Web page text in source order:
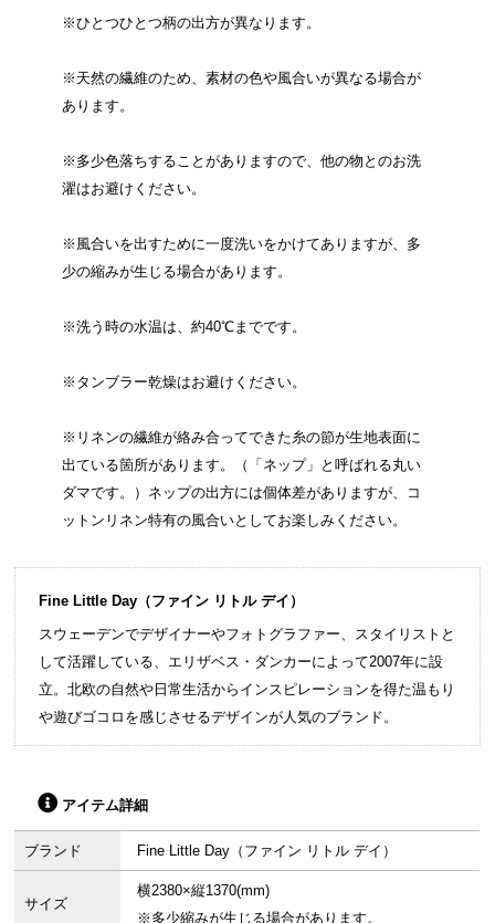
※ひとつひとつ柄の出方が異なります。
※天然の繊維のため、素材の色や風合いが異なる場合が
あります。
※多少色落ちすることがありますので、他の物とのお洗
濯はお避けください。
※風合いを出すために一度洗いをかけてありますが、多
少の縮みが生じる場合があります。
※洗う時の水温は、約40℃までです。
※タンブラー乾燥はお避けください。
※リネンの繊維が絡み合ってできた糸の節が生地表面に
出ている箇所があります。（「ネップ」と呼ばれる丸い
ダマです。）ネップの出方には個体差がありますが、コ
ットンリネン特有の風合いとしてお楽しみください。
Fine Little Day（ファイン リトル デイ）
スウェーデンでデザイナーやフォトグラファー、スタイリストと
して活躍している、エリザベス・ダンカーによって2007年に設
立。北欧の自然や日常生活からインスピレーションを得た温もり
や遊びゴコロを感じさせるデザインが人気のブランド。
アイテム詳細
ブランド Fine Little Day（ファイン リトル デイ）
サイズ
横2380×縦1370(mm)
※多少縮みが生じる場合があります。